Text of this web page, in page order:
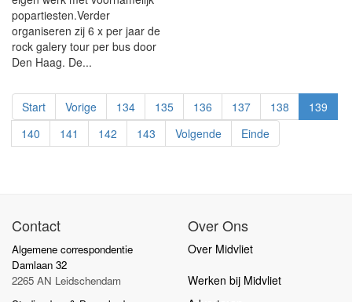
popartiesten.Verder
organiseren zij 6 x per jaar de
rock galery tour per bus door
Den Haag. De...
Start Vorige 134 135 136 137 138
139
140
141 142 143 Volgende Einde
Contact
Algemene correspondentie
Damlaan 32
2265 AN Leidschendam
Over Ons
Over Midvliet
Werken bij Midvliet